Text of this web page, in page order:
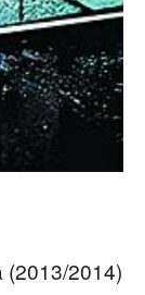
(2013/2014)